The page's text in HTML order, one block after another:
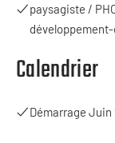
paysagiste /
Calendrier
Démarrage Juin